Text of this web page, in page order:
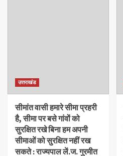
उत्तराखंड
सीमांत वासी हमारे सीमा प्रहरी
है, सीमा पर बसे गांवों को
सुरक्षित रखे बिना हम अपनी
सीमाओं को सुरक्षित नहीं रख
सकते : राज्यपाल लें.ज. गुरमीत